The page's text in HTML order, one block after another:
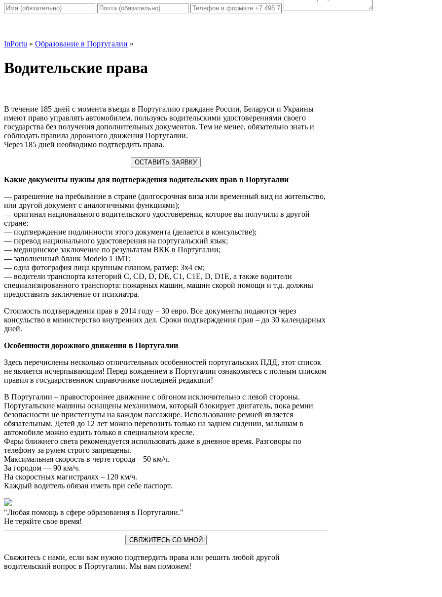
InPortu » Образование в Португалии »
Водительские права
В течение 185 дней с момента въезда в Португалию граждане России, Беларуси и Украины
имеют право управлять автомобилем, пользуясь водительскими удостоверениями своего
государства без получения дополнительных документов. Тем не менее, обязательно знать и
соблюдать правила дорожного движения Португалии.
Через 185 дней необходимо подтвердить права.
ОСТАВИТЬ ЗАЯВКУ
Какие документы нужны для подтверждения водительских прав в Португалии
— разрешение на пребывание в стране (долгосрочная виза или временный вид на жительство,
или другой документ с аналогичными функциями);
— оригинал национального водительского удостоверения, которое вы получили в другой
стране;
— подтверждение подлинности этого документа (делается в консульстве);
— перевод национального удостоверения на португальский язык;
— медицинское заключение по результатам ВКК в Португалии;
— заполненный бланк Modelo 1 IMT;
— одна фотография лица крупным планом, размер: 3х4 см;
— водители транспорта категорий С, CD, D, DE, C1, C1E, D, D1E, а также водители
специализированного транспорта: пожарных машин, машин скорой помощи и т.д. должны
предоставить заключение от психиатра.
Стоимость подтверждения прав в 2014 году – 30 евро. Все документы подаются через
консульство в министерство внутренних дел. Сроки подтверждения прав – до 30 календарных
дней.
Особенности дорожного движения в Португалии
Здесь перечислены несколько отличительных особенностей португальских ПДД, этот список
не является исчерпывающим! Перед вождением в Португалии ознакомьтесь с полным списком
правил в государственном справочнике последней редакции!
В Португалии – правостороннее движение с обгоном исключительно с левой стороны.
Португальские машины оснащены механизмом, который блокирует двигатель, пока ремни
безопасности не пристегнуты на каждом пассажире. Использование ремней является
обязательным. Детей до 12 лет можно перевозить только на заднем сидении, малышам в
автомобиле можно ездить только в специальном кресле.
Фары ближнего света рекомендуется использовать даже в дневное время. Разговоры по
телефону за рулем строго запрещены.
Максимальная скорость в черте города – 50 км/ч.
За городом — 90 км/ч.
На скоростных магистралях – 120 км/ч.
Каждый водитель обязан иметь при себе паспорт.
"Любая помощь в сфере образования в Португалии."
Не теряйте свое время!
СВЯЖИТЕСЬ СО МНОЙ
Свяжитесь с нами, если вам нужно подтвердить права или решить любой другой
водительский вопрос в Португалии. Мы вам поможем!